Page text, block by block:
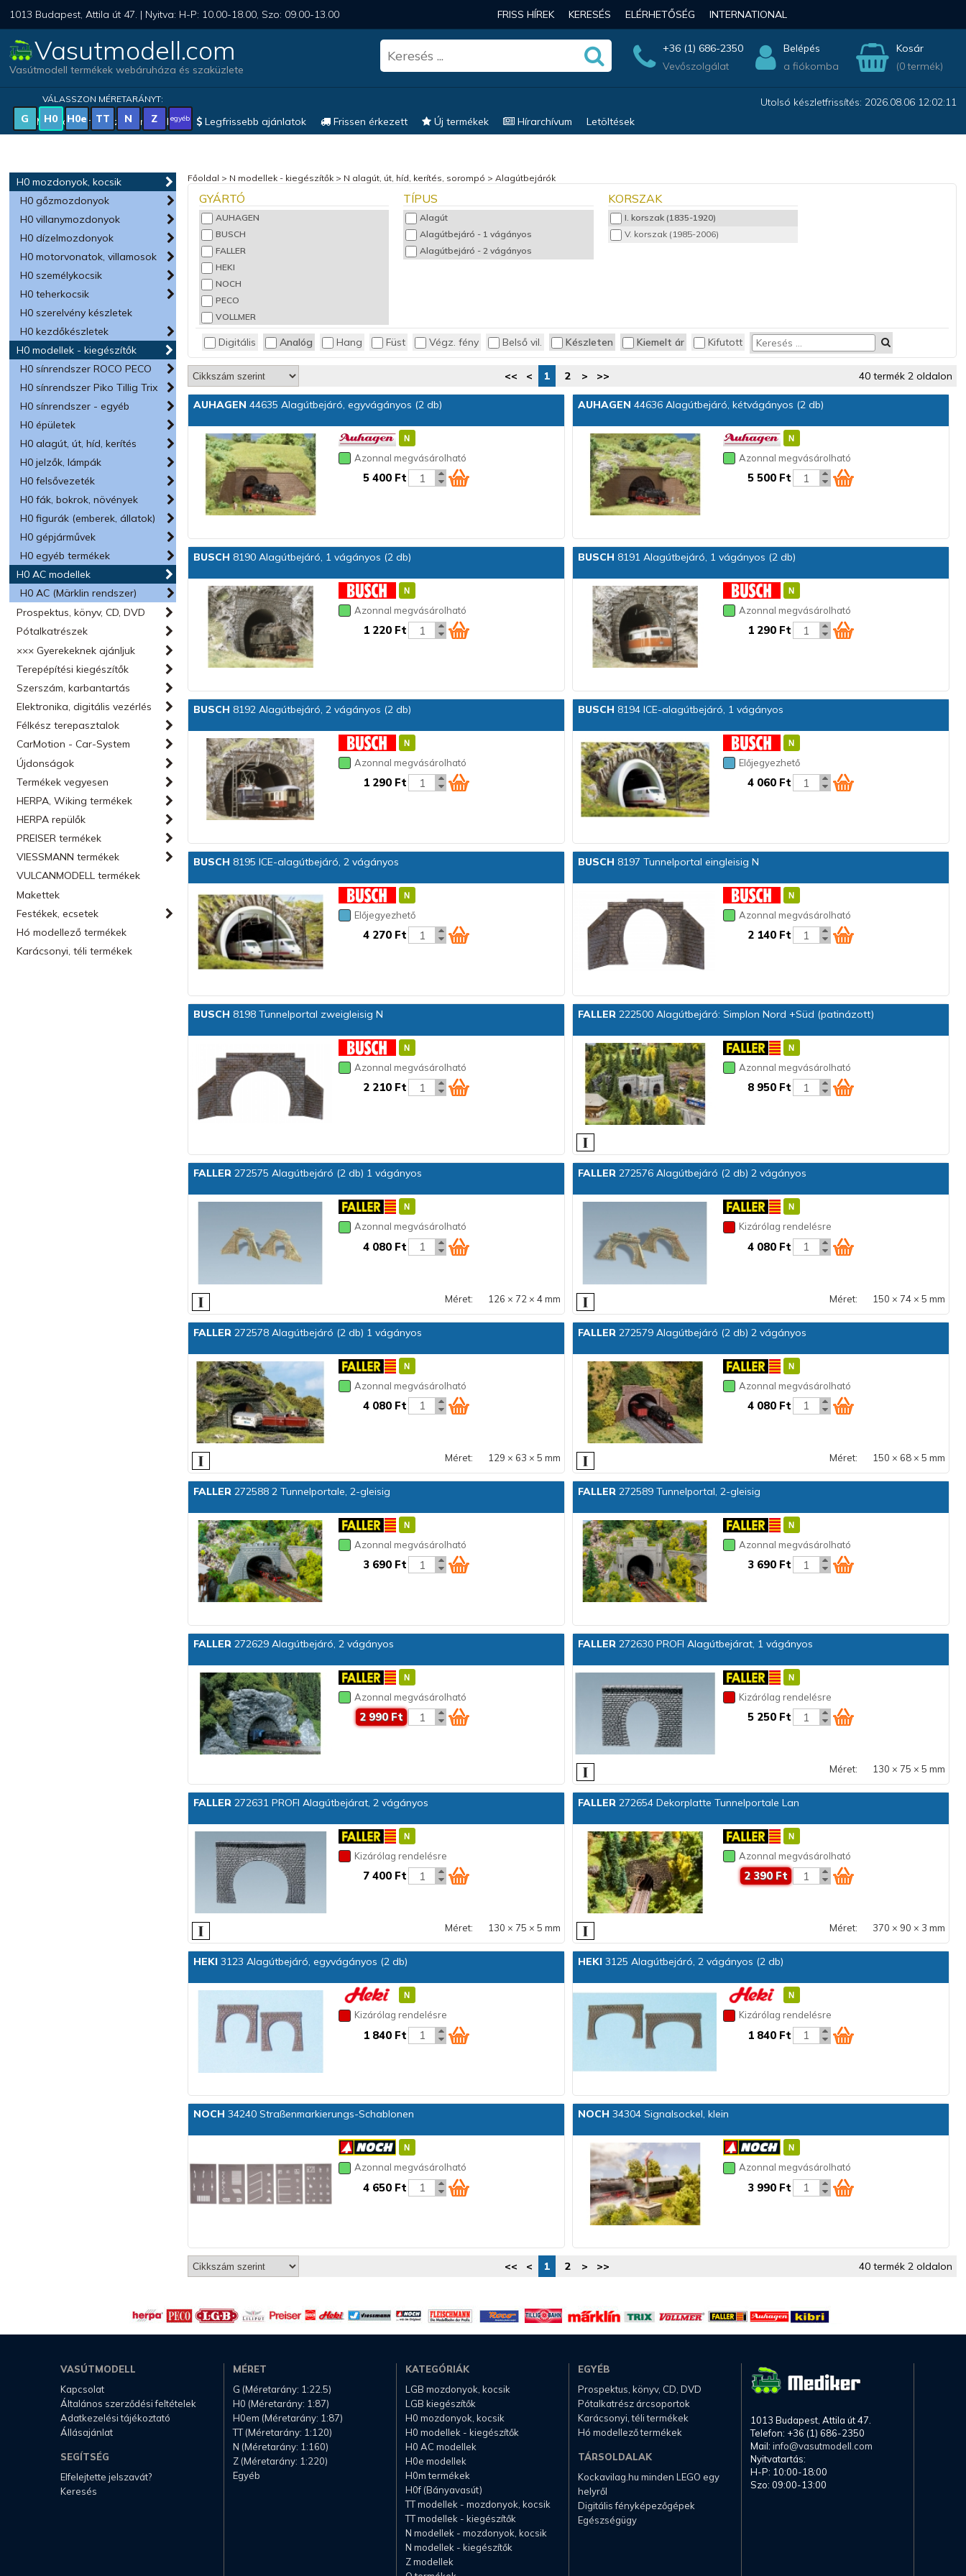
1013 Budapest, Attila út 47. | Nyitva: H-P: 10.00-18.00, Szo: 09.00-13.00 FRISS HÍREK KERESÉS ELÉRHETŐSÉG INTERNATIONAL
Vasutmodell.com
Vasútmodell termékek webáruháza és szaküzlete
+36 (1) 686-2350
Vevőszolgálat
Belépés
a fiókomba
Kosár
(0 termék)
VÁLASSZON MÉRETARÁNYT:
G H0 H0e TT N Z egyéb
Utolsó készletfrissítés: 2026.08.06 12:02:11
Magyar vonatkozású modellek
Legfrissebb ajánlatok Frissen érkezett Új termékek Hírarchívum Letöltések
H0 mozdonyok, kocsik
H0 gőzmozdonyok
H0 villanymozdonyok
H0 dízelmozdonyok
H0 motorvonatok, villamosok
H0 személykocsik
H0 teherkocsik
H0 szerelvény készletek
H0 kezdőkészletek
H0 modellek - kiegészítők
H0 sínrendszer ROCO PECO
H0 sínrendszer Piko Tillig Trix
H0 sínrendszer - egyéb
H0 épületek
H0 alagút, út, híd, kerítés
H0 jelzők, lámpák
H0 felsővezeték
H0 fák, bokrok, növények
H0 figurák (emberek, állatok)
H0 gépjárművek
H0 egyéb termékek
H0 AC modellek
H0 AC (Märklin rendszer)
Prospektus, könyv, CD, DVD
Pótalkatrészek
××× Gyerekeknek ajánljuk
Terepépítési kiegészítők
Szerszám, karbantartás
Elektronika, digitális vezérlés
Félkész terepasztalok
CarMotion - Car-System
Újdonságok
Termékek vegyesen
HERPA, Wiking termékek
HERPA repülők
PREISER termékek
VIESSMANN termékek
VULCANMODELL termékek
Makettek
Festékek, ecsetek
Hó modellező termékek
Karácsonyi, téli termékek
Főoldal > N modellek - kiegészítők > N alagút, út, híd, kerítés, sorompó >Alagútbejárók
GYÁRTÓ
AUHAGEN
BUSCH
FALLER
HEKI
NOCH
PECO
VOLLMER
TÍPUS
Alagút
Alagútbejáró - 1 vágányos
Alagútbejáró - 2 vágányos
KORSZAK
I. korszak (1835-1920)
V. korszak (1985-2006)
Digitális Analóg Hang Füst Végz. fény Belső vil. Készleten Kiemelt ár Kifutott
<< < 1 2 > >> 40 termék 2 oldalon
AUHAGEN 44635 Alagútbejáró, egyvágányos (2 db)
Azonnal megvásárolható
5 400 Ft
AUHAGEN 44636 Alagútbejáró, kétvágányos (2 db)
Azonnal megvásárolható
5 500 Ft
BUSCH 8190 Alagútbejáró, 1 vágányos (2 db)
Azonnal megvásárolható
1 220 Ft
BUSCH 8191 Alagútbejáró, 1 vágányos (2 db)
Azonnal megvásárolható
1 290 Ft
BUSCH 8192 Alagútbejáró, 2 vágányos (2 db)
Azonnal megvásárolható
1 290 Ft
BUSCH 8194 ICE-alagútbejáró, 1 vágányos
Előjegyezhető
4 060 Ft
BUSCH 8195 ICE-alagútbejáró, 2 vágányos
Előjegyezhető
4 270 Ft
BUSCH 8197 Tunnelportal eingleisig N
Azonnal megvásárolható
2 140 Ft
BUSCH 8198 Tunnelportal zweigleisig N
Azonnal megvásárolható
2 210 Ft
FALLER222500 Alagútbejáró: Simplon Nord +Süd (patinázott)
Azonnal megvásárolható
8 950 Ft
FALLER 272575 Alagútbejáró (2 db) 1 vágányos
Azonnal megvásárolható
4 080 Ft
Méret: 126 × 72 × 4 mm
FALLER272576 Alagútbejáró (2 db) 2 vágányos
Kizárólag rendelésre
4 080 Ft
Méret: 150 × 74 × 5 mm
FALLER 272578 Alagútbejáró (2 db) 1 vágányos
Azonnal megvásárolható
4 080 Ft
Méret: 129 × 63 × 5 mm
FALLER 272579 Alagútbejáró (2 db) 2 vágányos
Azonnal megvásárolható
4 080 Ft
Méret: 150 × 68 × 5 mm
FALLER 272588 2 Tunnelportale, 2-gleisig
Azonnal megvásárolható
3 690 Ft
FALLER272589 Tunnelportal, 2-gleisig
Azonnal megvásárolható
3 690 Ft
FALLER 272629 Alagútbejáró, 2 vágányos
Azonnal megvásárolható
2 990 Ft
FALLER272630 PROFI Alagútbejárat, 1 vágányos
Kizárólag rendelésre
5 250 Ft
Méret: 130 × 75 × 5 mm
FALLER 272631 PROFI Alagútbejárat, 2 vágányos
Kizárólag rendelésre
7 400 Ft
Méret: 130 × 75 × 5 mm
FALLER272654 Dekorplatte Tunnelportale Lan
Azonnal megvásárolható
2 390 Ft
Méret: 370 × 90 × 3 mm
HEKI 3123 Alagútbejáró, egyvágányos (2 db)
Kizárólag rendelésre
1 840 Ft
HEKI3125 Alagútbejáró, 2 vágányos (2 db)
Kizárólag rendelésre
1 840 Ft
NOCH 34240 Straßenmarkierungs-Schablonen
Azonnal megvásárolható
4 650 Ft
NOCH 34304 Signalsockel, klein
Azonnal megvásárolható
3 990 Ft
<< < 1 2 > >> 40 termék 2 oldalon
VASÚTMODELL
Kapcsolat
Általános szerződési feltételek
Adatkezelési tájékoztató
Állásajánlat
SEGÍTSÉG
Elfelejtette jelszavát?
Keresés
MÉRET
G (Méretarány: 1:22.5)
H0 (Méretarány: 1:87)
H0em (Méretarány: 1:87)
TT (Méretarány: 1:120)
N (Méretarány: 1:160)
Z (Méretarány: 1:220)
Egyéb
KATEGÓRIÁK
LGB mozdonyok, kocsik
LGB kiegészítők
H0 mozdonyok, kocsik
H0 modellek - kiegészítők
H0 AC modellek
H0e modellek
H0m termékek
H0f (Bányavasút)
TT modellek - mozdonyok, kocsik
TT modellek - kiegészítők
N modellek - mozdonyok, kocsik
N modellek - kiegészítők
Z modellek
EGYÉB
Prospektus, könyv, CD, DVD
Pótalkatrész árcsoportok
Karácsonyi, téli termékek
Hó modellező termékek
TÁRSOLDALAK
Kockavilag.hu minden LEGO egy
helyről
Digitális fényképezőgépek
Egészségügy
1013 Budapest, Attila út 47.
Telefon: +36 (1) 686-2350
Mail: info@vasutmodell.com
Nyitvatartás:
H-P: 10:00-18:00
Szo: 09:00-13:00